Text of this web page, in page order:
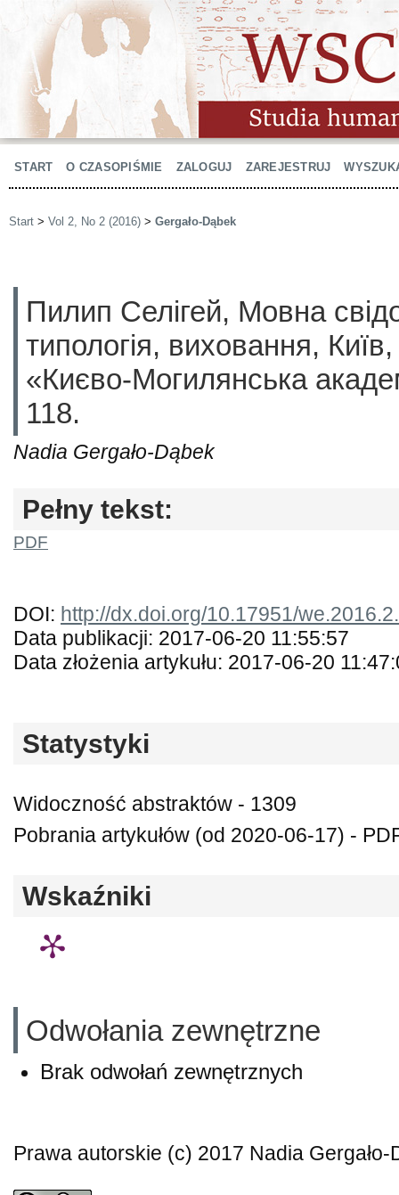
START O CZASOPIŚMIE ZALOGUJ ZAREJESTRUJ
Start > Vol 2, No 2 (2016) > Gergało-Dąbek
Пилип Селігей, Мовна
типологія, виховання,
«Києво-Могилянська
118.
Nadia Gergało-Dąbek
Pełny tekst:
PDF
DOI: http://dx.doi.org/10.17951/
Data publikacji: 2017-06-20 11:55:57
Data złożenia artykułu: 2017-06-20
Statystyki
Widoczność abstraktów - 1309
Pobrania artykułów (od 2020-06-17) -
Wskaźniki
Odwołania zewnętrzne
Brak odwołań zewnętrznych
Prawa autorskie (c) 2017 Nadia Gergało-